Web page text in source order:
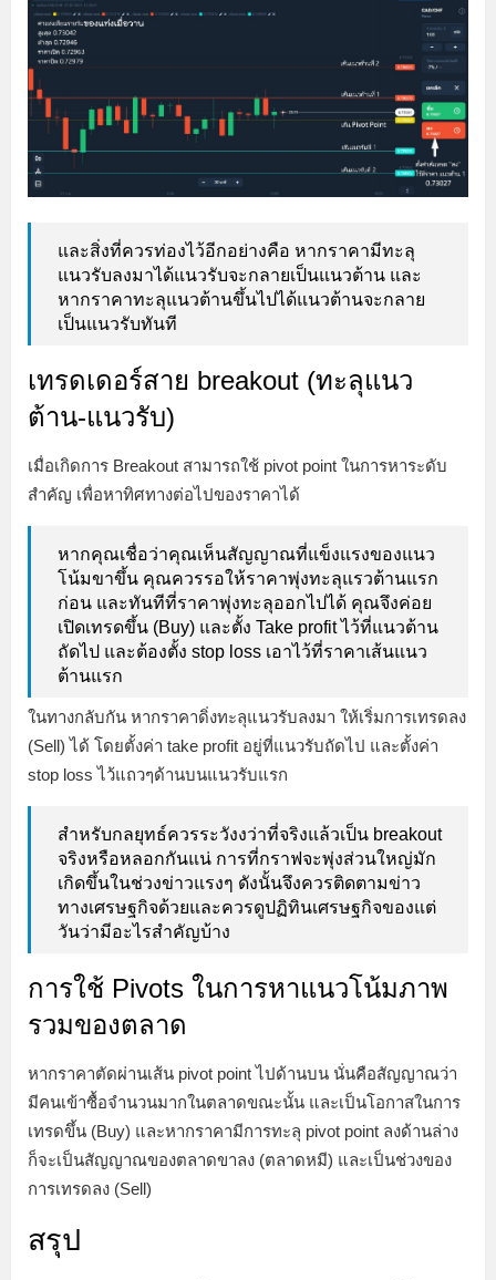
และสิ่งที่ควรท่องไว้อีกอย่างคือ หากราคามีทะลุ
แนวรับลงมาได้แนวรับจะกลายเป็นแนวต้าน และ
หากราคาทะลุแนวต้านขึ้นไปได้แนวต้านจะกลาย
เป็นแนวรับทันที
เทรดเดอร์สาย breakout (ทะลุแนว
ต้าน-แนวรับ)
เมื่อเกิดการ Breakout สามารถใช้ pivot point ในการหาระดับ
สำคัญ เพื่อหาทิศทางต่อไปของราคาได้
หากคุณเชื่อว่าคุณเห็นสัญญาณที่แข็งแรงของแนว
โน้มขาขึ้น คุณควรรอให้ราคาพุ่งทะลุแรวต้านแรก
ก่อน และทันทีที่ราคาพุ่งทะลุออกไปได้ คุณจึงค่อย
เปิดเทรดขึ้น (Buy) และตั้ง Take profit ไว้ที่แนวต้าน
ถัดไป และต้องตั้ง stop loss เอาไว้ที่ราคาเส้นแนว
ต้านแรก
ในทางกลับกัน หากราคาดิ่งทะลุแนวรับลงมา ให้เริ่มการเทรดลง
(Sell) ได้ โดยตั้งค่า take profit อยู่ที่แนวรับถัดไป และตั้งค่า
stop loss ไว้แถวๆด้านบนแนวรับแรก
สำหรับกลยุทธ์ควรระวังงว่าที่จริงแล้วเป็น breakout
จริงหรือหลอกกันแน่ การที่กราฟจะพุ่งส่วนใหญ่มัก
เกิดขึ้นในช่วงข่าวแรงๆ ดังนั้นจึงควรติดตามข่าว
ทางเศรษฐกิจด้วยและควรดูปฏิทินเศรษฐกิจของแต่
วันว่ามีอะไรสำคัญบ้าง
การใช้ Pivots ในการหาแนวโน้มภาพ
รวมของตลาด
หากราคาตัดผ่านเส้น pivot point ไปด้านบน นั่นคือสัญญาณว่า
มีคนเข้าซื้อจำนวนมากในตลาดขณะนั้น และเป็นโอกาสในการ
เทรดขึ้น (Buy) และหากราคามีการทะลุ pivot point ลงด้านล่าง
ก็จะเป็นสัญญาณของตลาดขาลง (ตลาดหมี) และเป็นช่วงของ
การเทรดลง (Sell)
สรุป